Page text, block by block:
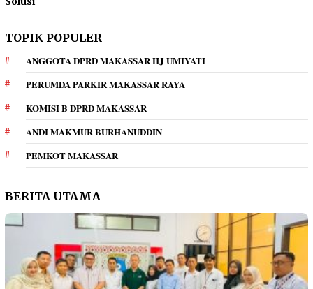
TOPIK POPULER
ANGGOTA DPRD MAKASSAR HJ UMIYATI
PERUMDA PARKIR MAKASSAR RAYA
KOMISI B DPRD MAKASSAR
ANDI MAKMUR BURHANUDDIN
PEMKOT MAKASSAR
BERITA UTAMA